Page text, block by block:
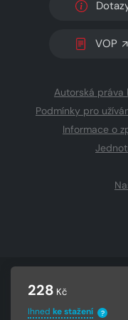
228 Kč
Ihned ke stažení ?
VOP
Autorská práva
Podmínky pro
Informace o